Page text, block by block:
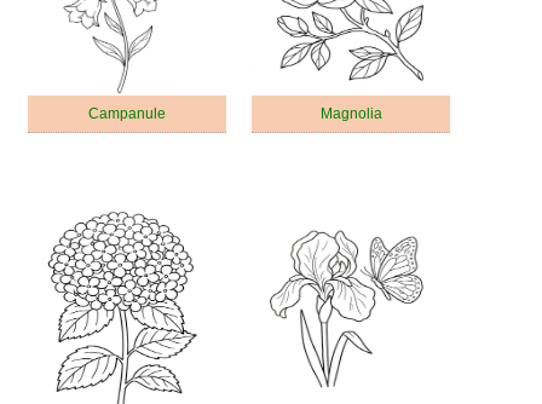
Campanule Magnolia